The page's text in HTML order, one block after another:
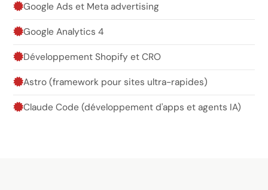
Google Ads et Meta advertising
Google Analytics 4
Développement Shopify et CRO
Astro (framework pour sites ultra-rapides)
Claude Code (développement d'apps et agents IA)